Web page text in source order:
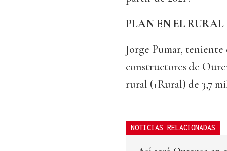
PLAN EN EL RURAL
Jorge Pumar, teniente
constructores de
rural (+Rural) de 3,7
NOTICIAS RELACIONADAS